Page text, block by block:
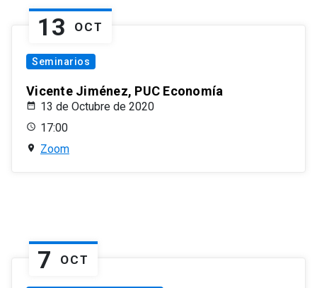
13 OCT
Seminarios
Vicente Jiménez, PUC Economía
13 de Octubre de 2020
17:00
Zoom
7 OCT